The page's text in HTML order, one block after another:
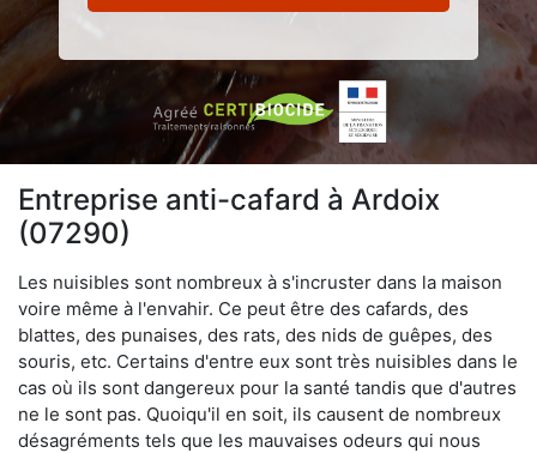
Entreprise anti-cafard à Ardoix
(07290)
Les nuisibles sont nombreux à s'incruster dans la maison
voire même à l'envahir. Ce peut être des cafards, des
blattes, des punaises, des rats, des nids de guêpes, des
souris, etc. Certains d'entre eux sont très nuisibles dans le
cas où ils sont dangereux pour la santé tandis que d'autres
ne le sont pas. Quoiqu'il en soit, ils causent de nombreux
désagréments tels que les mauvaises odeurs qui nous